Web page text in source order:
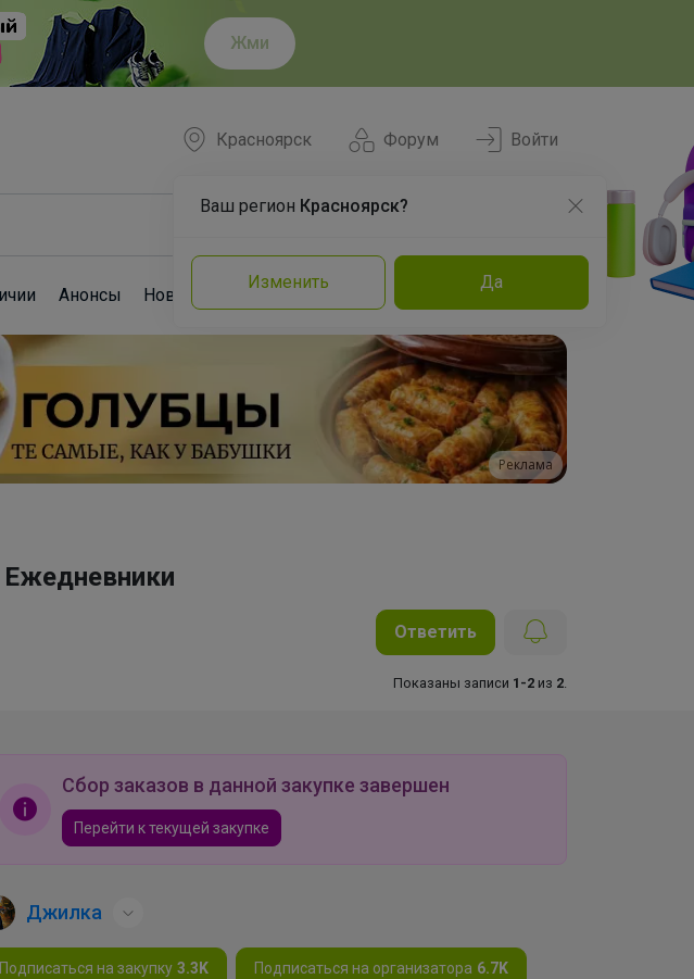
Жми
Форум
Красноярск
Ваш регион Красноярск?
Изменить Да
Войти
Анонсы Новости Команда Эксперты
Реклама
Ответить
Показаны записи 1-2 из 2
Сбор заказов в данной закупке завершен
Перейти к текущей закупке
Джилка
Подписаться на закупку 3.3K Подписаться на организатора 6.7K